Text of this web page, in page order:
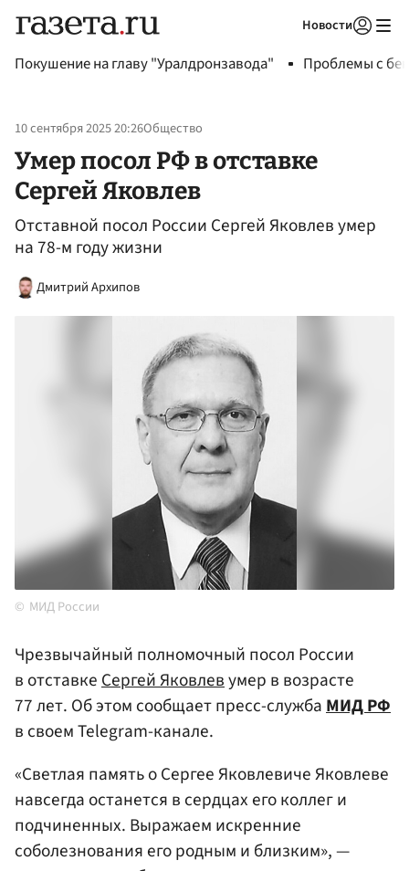
Новости
Покушение на главу "Уралдронзавода" Проблемы с
10 сентября 2025 20:26Общество
Умер посол РФ в отставке
Сергей Яковлев
Отставной посол России Сергей Яковлев умер
на 78-м году жизни
Дмитрий Архипов
МИД России
Чрезвычайный полномочный посол России
в отставкеСергей Яковлевумер в возрасте
77 лет. Об этом сообщает пресс-службаМИДРФ
в своем Telegram-канале.
«Светлая память о Сергее Яковлевиче Яковлеве
навсегда останется в сердцах его коллег и
подчиненных. Выражаем искренние
соболезнования его родным и близким», —